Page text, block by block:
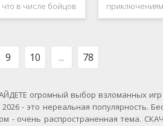
что в числе бойцов
персонажи из
Ring для PS1
кто не знает,
9 10 ... 78
огромный выбор взломанных
- это нереальная популярность.
- очень распространенная тема.